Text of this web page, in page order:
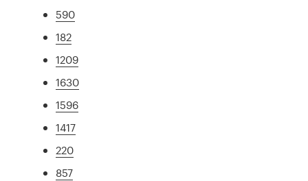
590
182
1209
1630
1596
1417
220
857